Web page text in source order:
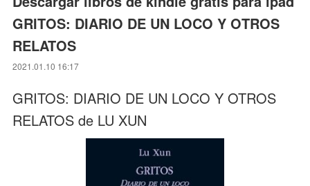
GRITOS: DIARIO DE UN LOCO Y OTROS
RELATOS
2021.01.10 16:17
GRITOS: DIARIO DE UN LOCO Y OTROS
RELATOS de LU XUN